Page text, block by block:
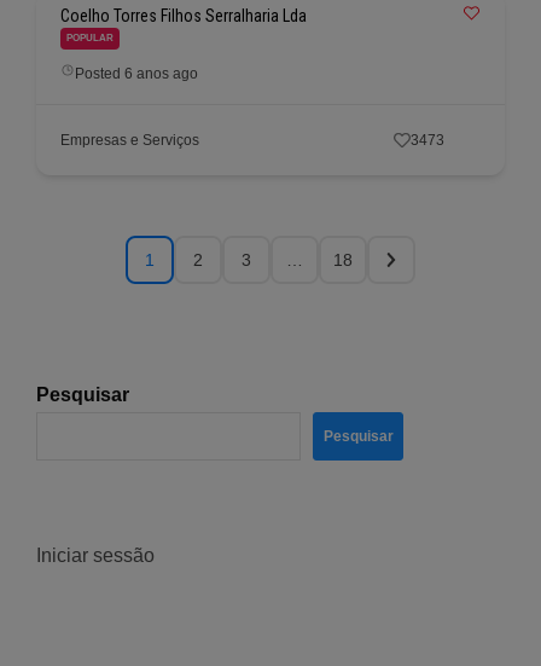
Coelho Torres Filhos Serralharia Lda
POPULAR
Posted 6 anos ago
Empresas e Serviços 3473
1 2 3 18
Pesquisar
Pesquisar
Iniciar sessão